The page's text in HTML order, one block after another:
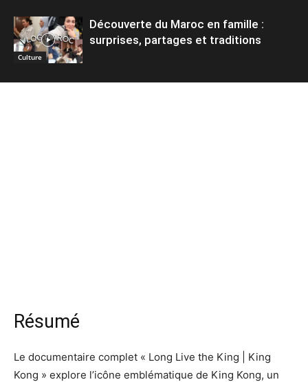
Culture
Découverte du Maroc en famille :
surprises, partages et traditions
Résumé
Le documentaire complet « Long Live the King | King
Kong » explore l’icône emblématique de King Kong, un